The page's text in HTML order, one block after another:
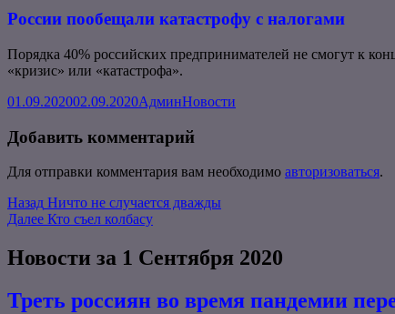
России пообещали катастрофу с налогами
Порядка 40% российских предпринимателей не смогут к
«кризис» или «катастрофа».
Опубликовано
01.09.202002.09.2020Автор
АдминРубрики
Новости
Добавить комментарий
Для отправки комментария вам необходимо авторизоваться.
Навигация
по
записям
Назад Предыдущая
запись:
Ничто не случается дважды
Далее Следующая
Кто съел колбасу
Новости за 1 Сентября 2020
Треть россиян во время пандемии